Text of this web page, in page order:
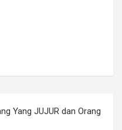
Yang JUJUR dan Orang